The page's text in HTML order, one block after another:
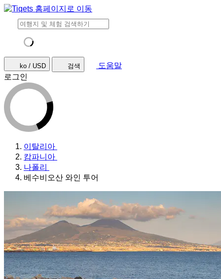
ko / USD 검색
도움말
로그인
이탈리아
캄파니아
나폴리
베수비오산 와인 투어